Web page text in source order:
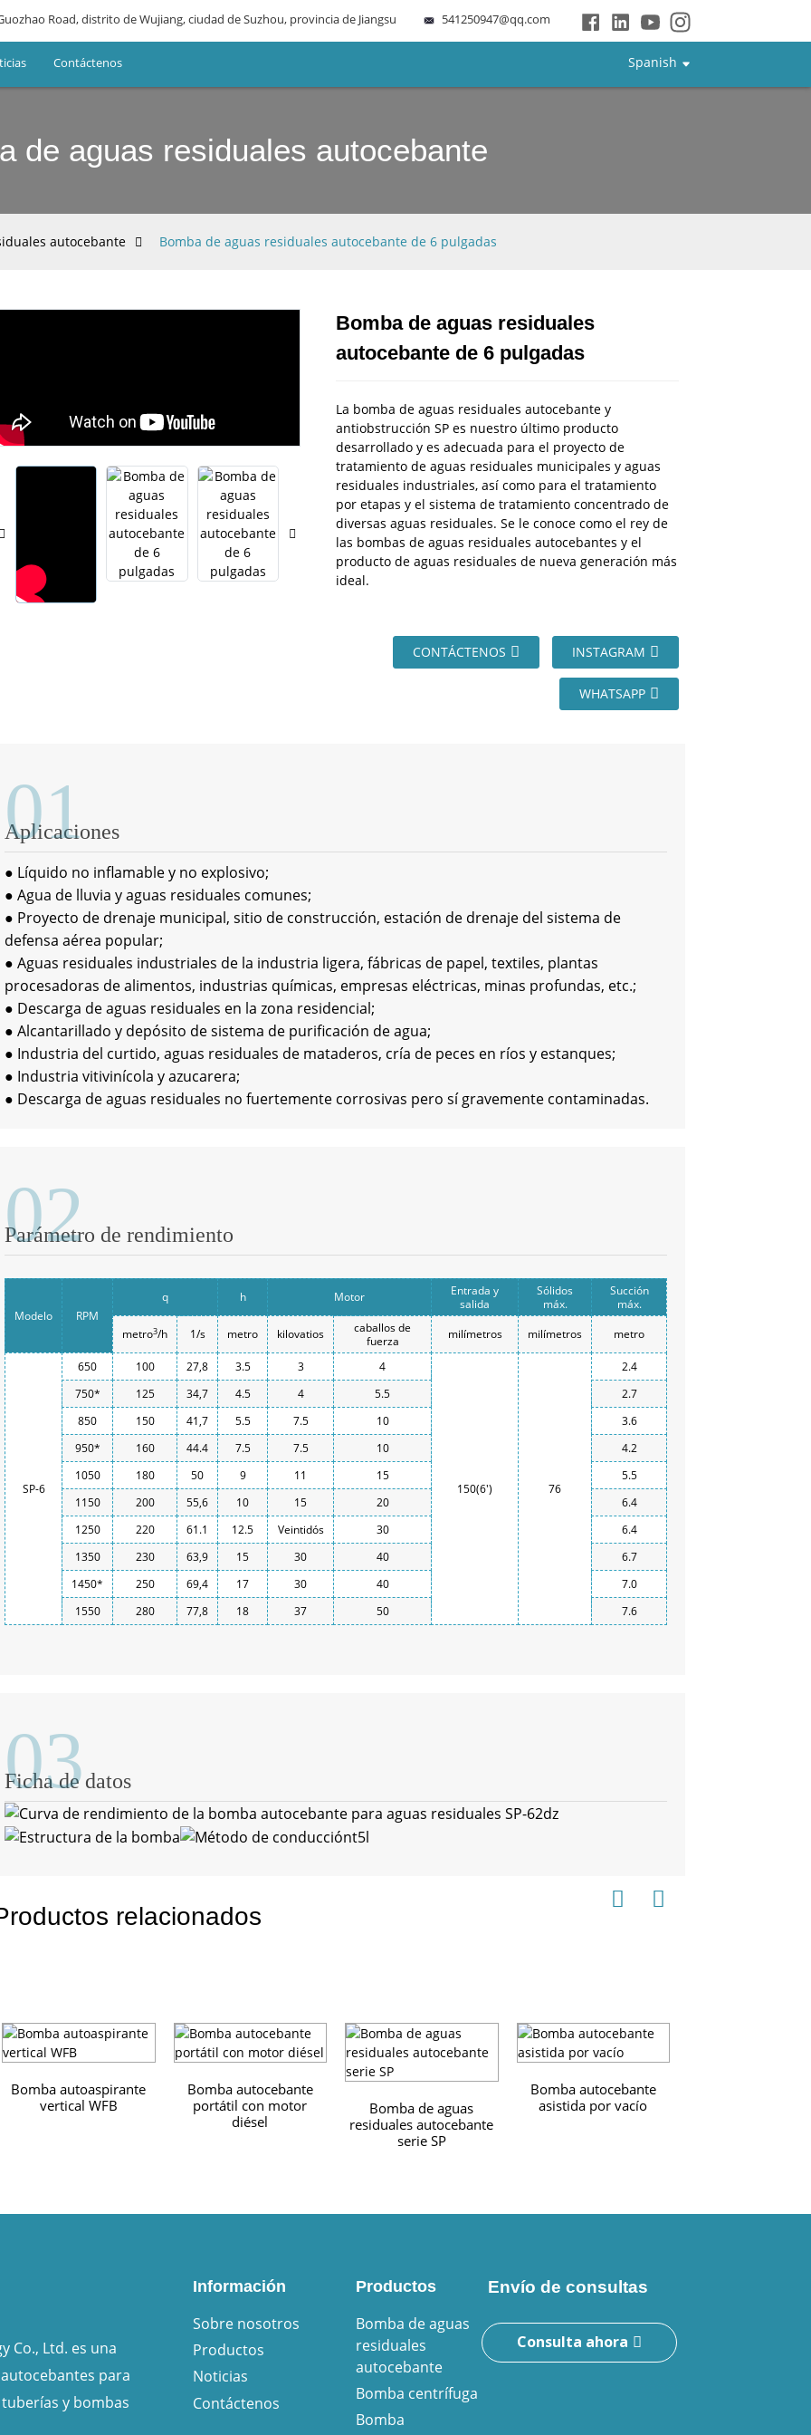
Road, distrito de Wujiang, ciudad de Suzhou, provincia de Jiangsu 541250947@qq.com
Contáctenos Spanish
de aguas residuales autocebante
autocebante Bomba de aguas residuales autocebante de 6 pulgadas
Loading...
Loading...
Loading...
Loading...
Bomba de aguas residuales
autocebante de 6 pulgadas
La bomba de aguas residuales autocebante y
antiobstrucción SP es nuestro último producto
desarrollado y es adecuada para el proyecto de
tratamiento de aguas residuales municipales y aguas
residuales industriales, así como para el tratamiento
por etapas y el sistema de tratamiento concentrado de
diversas aguas residuales. Se le conoce como el rey de
las bombas de aguas residuales autocebantes y el
producto de aguas residuales de nueva generación más
ideal.
CONTÁCTENOS INSTAGRAM
WHATSAPP
01
Aplicaciones
● Líquido no inflamable y no explosivo;
● Agua de lluvia y aguas residuales comunes;
● Proyecto de drenaje municipal, sitio de construcción, estación de drenaje del sistema de
defensa aérea popular;
● Aguas residuales industriales de la industria ligera, fábricas de papel, textiles, plantas
procesadoras de alimentos, industrias químicas, empresas eléctricas, minas profundas, etc.;
● Descarga de aguas residuales en la zona residencial;
● Alcantarillado y depósito de sistema de purificación de agua;
● Industria del curtido, aguas residuales de mataderos, cría de peces en ríos y estanques;
● Industria vitivinícola y azucarera;
● Descarga de aguas residuales no fuertemente corrosivas pero sí gravemente contaminadas.
02
Parámetro de rendimiento
Modelo RPM
q h Motor
Entrada y
salida
Sólidos
máx.
Succión
máx.
metro3/h 1/s metro kilovatios
caballos de
fuerza
milímetros milímetros metro
SP-6
650 100 27,8 3.5 3 4
150(6') 76
2.4
750*
125 34,7 4.5 4 5.5
2.7
850
150 41,7 5.5 7.5 10
3.6
950*
160 44.4 7.5 7.5 10
4.2
1050
180 50 9 11 15
5.5
1150
200 55,6 10 15 20
6.4
1250
220 61.1 12.5 Veintidós 30
6.4
1350
230 63,9 15 30 40
6.7
1450*
250 69,4 17 30 40
7.0
1550
280 77,8 18 37 50 7.6
03
Ficha de datos
relacionados
Bomba autoaspirante
vertical WFB
Bomba autocebante
portátil con motor
diésel
Bomba de aguas
residuales autocebante
serie SP
Bomba autocebante
asistida por vacío
Co., Ltd. es una
para
y bombas
Información
Sobre nosotros
Productos
Noticias
Contáctenos
Productos
Bomba de aguas
residuales
autocebante
Bomba centrífuga
Bomba
Envío de consultas
Consulta ahora